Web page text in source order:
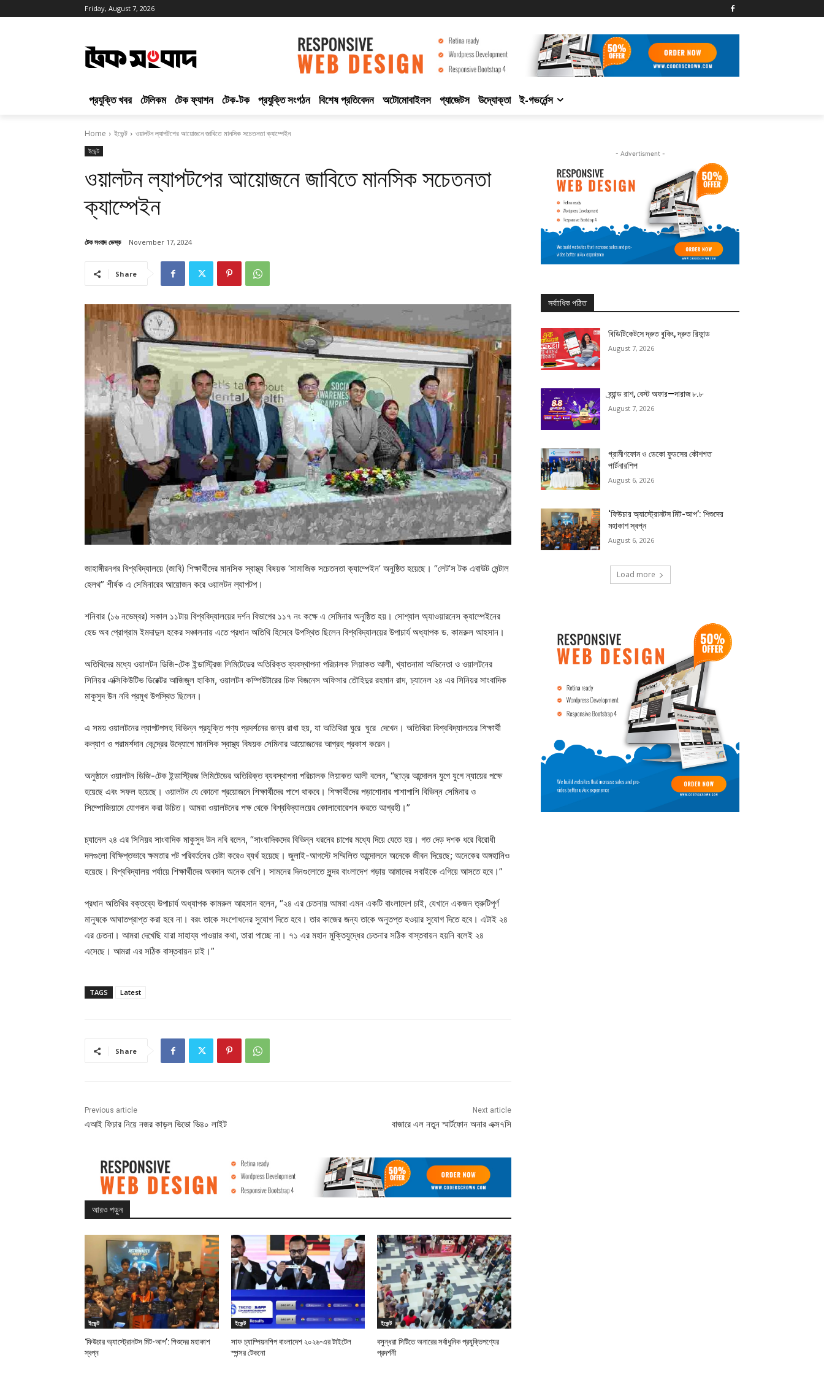
Friday, August 7, 2026
প্রযুক্তি খবর টেলিকম টেক ফ্যাশন টেক-টক প্রযুক্তি সংগঠন বিশেষ প্রতিবেদন অটোমোবাইলস গ্যাজেটস উদ্যোক্তা ই-গভর্নেন্স
Home ইভেন্ট ওয়ালটন ল্যাপটপের আয়োজনে জাবিতে মানসিক সচেতনতা ক্যাম্পেইন
ইভেন্ট
ওয়ালটন ল্যাপটপের আয়োজনে জাবিতে মানসিক সচেতনতা
ক্যাম্পেইন
টেক সংবাদ ডেস্ক November 17, 2024
Share
জাহাঙ্গীরনগর বিশ্ববিদ্যালয়ে (জাবি) শিক্ষার্থীদের মানসিক স্বাস্থ্য বিষয়ক ‘সামাজিক সচেতনতা ক্যাম্পেইন’ অনুষ্ঠিত হয়েছে। “লেট’স টক এবাউট মেন্টাল
হেলথ” শীর্ষক এ সেমিনারের আয়োজন করে ওয়ালটন ল্যাপটপ।
শনিবার (১৬ নভেম্বর) সকাল ১১টায় বিশ্ববিদ্যালয়ের দর্শন বিভাগের ১১৭ নং কক্ষে এ সেমিনার অনুষ্ঠিত হয়। সোশ্যাল অ্যাওয়ারনেস ক্যাম্পেইনের
হেড অব প্রোগ্রাম ইমদাদুল হকের সঞ্চালনায় এতে প্রধান অতিথি হিসেবে উপস্থিত ছিলেন বিশ্ববিদ্যালয়ের উপাচার্য অধ্যাপক ড. কামরুল আহসান।
অতিথিদের মধ্যে ওয়ালটন ডিজি-টেক ইন্ডাস্ট্রিজ লিমিটেডের অতিরিক্ত ব্যবস্থাপনা পরিচালক লিয়াকত আলী, খ্যাতনামা অভিনেতা ও ওয়ালটনের
সিনিয়র এক্সিকিউটিভ ডিরেক্টর আজিজুল হাকিম, ওয়ালটন কম্পিউটারের চিফ বিজনেস অফিসার তৌহিদুর রহমান রাদ, চ্যানেল ২৪ এর সিনিয়র সাংবাদিক
মাকুসুদ উন নবি প্রমুখ উপস্থিত ছিলেন।
এ সময় ওয়ালটনের ল্যাপটপসহ বিভিন্ন প্রযুক্তি পণ্য প্রদর্শনের জন্য রাখা হয়, যা অতিথিরা ঘুরে ঘুরে দেখেন। অতিথিরা বিশ্ববিদ্যালয়ের শিক্ষার্থী
কল্যাণ ও পরামর্শদান কেন্দ্রের উদ্যোগে মানসিক স্বাস্থ্য বিষয়ক সেমিনার আয়োজনের আগ্রহ প্রকাশ করেন।
অনুষ্ঠানে ওয়ালটন ডিজি-টেক ইন্ডাস্ট্রিজ লিমিটেডের অতিরিক্ত ব্যবস্থাপনা পরিচালক লিয়াকত আলী বলেন, “ছাত্র আন্দোলন যুগে যুগে ন্যায়ের পক্ষে
হয়েছে এবং সফল হয়েছে। ওয়ালটন যে কোনো প্রয়োজনে শিক্ষার্থীদের পাশে থাকবে। শিক্ষার্থীদের পড়াশোনার পাশাপাশি বিভিন্ন সেমিনার ও
সিম্পোজিয়ামে যোগদান করা উচিত। আমরা ওয়ালটনের পক্ষ থেকে বিশ্ববিদ্যালয়ের কোলাবোরেশন করতে আগ্রহী।”
চ্যানেল ২৪ এর সিনিয়র সাংবাদিক মাকুসুদ উন নবি বলেন, “সাংবাদিকদের বিভিন্ন ধরনের চাপের মধ্যে দিয়ে যেতে হয়। গত দেড় দশক ধরে বিরোধী
দলগুলো বিক্ষিপ্তভাবে ক্ষমতার পট পরিবর্তনের চেষ্টা করেও ব্যর্থ হয়েছে। জুলাই-আগস্টে সম্মিলিত আন্দোলনে অনেকে জীবন দিয়েছে; অনেকের অঙ্গহানিও
হয়েছে। বিশ্ববিদ্যালয় পর্যায়ে শিক্ষার্থীদের অবদান অনেক বেশি। সামনের দিনগুলোতে সুন্দর বাংলাদেশ গড়ায় আমাদের সবাইকে এগিয়ে আসতে হবে।”
প্রধান অতিথির বক্তব্যে উপাচার্য অধ্যাপক কামরুল আহসান বলেন, “২৪ এর চেতনায় আমরা এমন একটি বাংলাদেশ চাই, যেখানে একজন ত্রুটিপূর্ণ
মানুষকে আঘাতপ্রাপ্ত করা হবে না। বরং তাকে সংশোধনের সুযোগ দিতে হবে। তার কাজের জন্য তাকে অনুতপ্ত হওয়ার সুযোগ দিতে হবে। এটাই ২৪
এর চেতনা। আমরা দেখেছি যারা সাহায্য পাওয়ার কথা, তারা পাচ্ছে না। ৭১ এর মহান মুক্তিযুদ্ধের চেতনার সঠিক বাস্তবায়ন হয়নি বলেই ২৪
এসেছে। আমরা এর সঠিক বাস্তবায়ন চাই।”
TAGS Latest
Share
Previous article
এআই ফিচার নিয়ে নজর কাড়ল ভিভো ভি৪০ লাইট
Next article
বাজারে এল নতুন স্মার্টফোন অনার এক্স৭সি
আরও পড়ুন
ইভেন্ট
‘ফিউচার অ্যাস্ট্রোনটস মিট-আপ’: শিশুদের মহাকাশ
স্বপ্ন
ইভেন্ট
সাফ চ্যাম্পিয়নশিপ বাংলাদেশ ২০২৬-এর টাইটেল
স্পন্সর টেকনো
ইভেন্ট
বসুন্ধরা সিটিতে অনারের সর্বাধুনিক প্রযুক্তিপণ্যের
প্রদর্শনী
- Advertisment -
সর্বাাধিক পঠিত
বিডিটিকেটসে দ্রুত বুকিং, দ্রুত রিফান্ড
August 7, 2026
ব্র্যান্ড রাশ, বেস্ট অফার—দারাজ ৮.৮
August 7, 2026
গ্রামীণফোন ও ডেকো ফুডসের কৌশগত
পার্টনারশিপ
August 6, 2026
‘ফিউচার অ্যাস্ট্রোনটস মিট-আপ’: শিশুদের
মহাকাশ স্বপ্ন
August 6, 2026
Load more